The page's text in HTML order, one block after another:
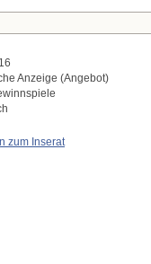
Anzeige (Angebot)
zum Inserat